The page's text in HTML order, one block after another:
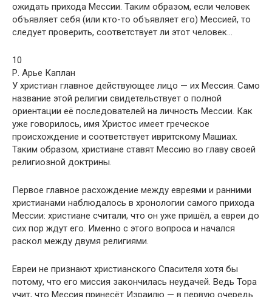
ожидать прихода Мессии. Таким образом, если человек
объявляет себя (или кто-то объявляет его) Мессией, то
следует проверить, соответствует ли этот человек…
10
Р. Арье Каплан
У христиан главное действующее лицо — их Мессия. Само
название этой религии свидетельствует о полной
ориентации её последователей на личность Мессии. Как
уже говорилось, имя Христос имеет греческое
происхождение и соответствует ивритскому Машиах.
Таким образом, христиане ставят Мессию во главу своей
религиозной доктрины.
Первое главное расхождение между евреями и ранними
христианами наблюдалось в хронологии самого прихода
Мессии: христиане считали, что он уже пришёл, а евреи до
сих пор ждут его. Именно с этого вопроса и начался
раскол между двумя религиями.
Евреи не признают христианского Спасителя хотя бы
потому, что его миссия закончилась неудачей. Ведь Тора
учит, что Мессия принесёт Израилю — в первую очередь